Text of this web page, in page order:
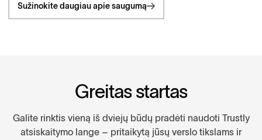
Sužinokite daugiau apie saugumą
Greitas startas
Galite rinktis vieną iš dviejų būdų pradėti naudoti Trustly
atsiskaitymo lange – pritaikytą jūsų verslo tikslams ir